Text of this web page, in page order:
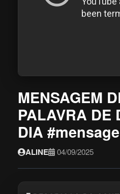
MENSAGEM
PALAVRA DE
DIA
ALINE 04/09/2025